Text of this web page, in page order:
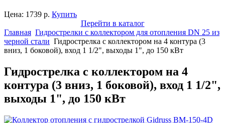
Цена: 1739 р. Купить
Перейти в каталог
Главная Гидрострелки с коллектором для отопления DN 25 из
черной стали Гидрострелка с коллектором на 4 контура (3
вниз, 1 боковой), вход 1 1/2", выходы 1", до 150 кВт
Гидрострелка с коллектором на 4
контура (3 вниз, 1 боковой), вход 1 1/2",
выходы 1", до 150 кВт